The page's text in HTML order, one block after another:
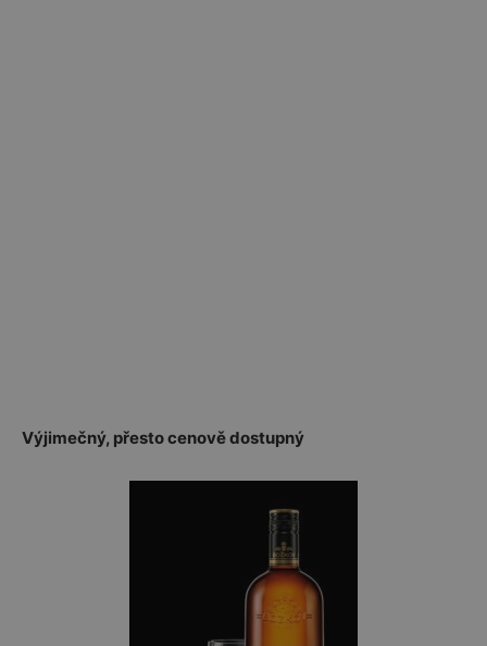
Výjimečný, přesto cenově dostupný